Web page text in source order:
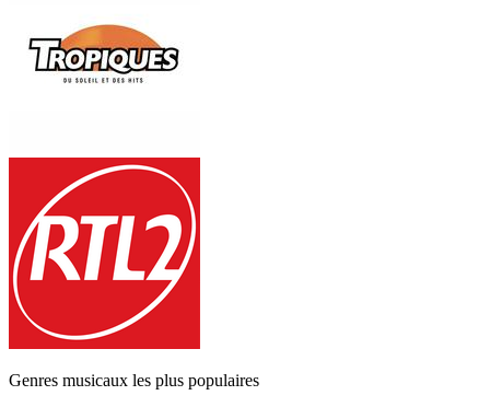
Genres musicaux les plus populaires